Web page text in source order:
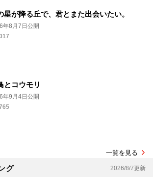
星が降る丘で、君とまた出会いたい。
年8月7日公開
とコウモリ
年9月4日公開
一覧を見る
グ 2026/8/7更新